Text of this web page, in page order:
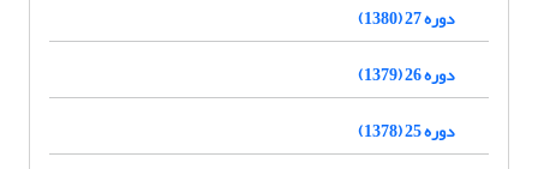
دوره 27 (1380)
دوره 26 (1379)
دوره 25 (1378)